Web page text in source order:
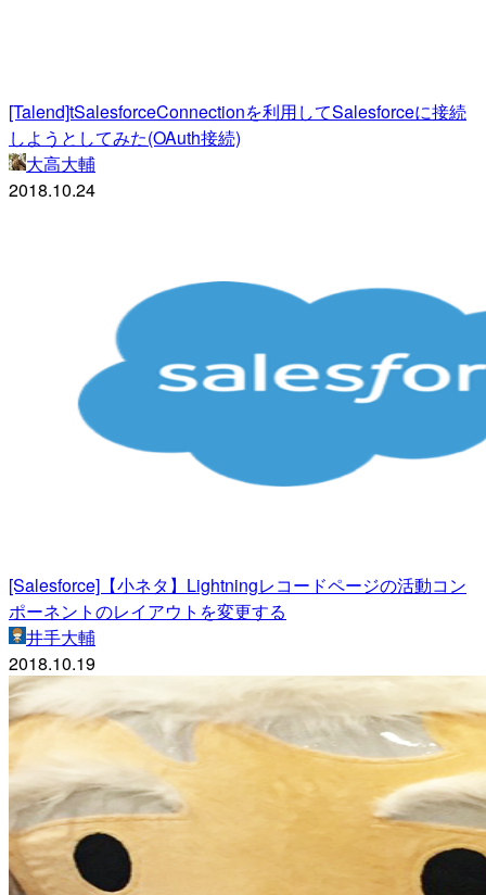
[Talend]tSalesforceConnectionを利用してSalesforceに接続
しようとしてみた(OAuth接続)
大高大輔
2018.10.24
[Salesforce]【小ネタ】Lightningレコードページの活動コン
ポーネントのレイアウトを変更する
井手大輔
2018.10.19